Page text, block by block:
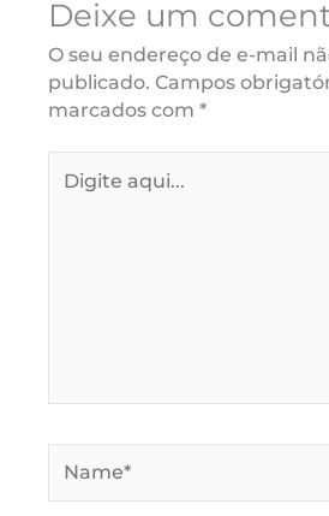
Deixe um
O seu endereço de e-mail
publicado. Campos
marcados com *
aqui...